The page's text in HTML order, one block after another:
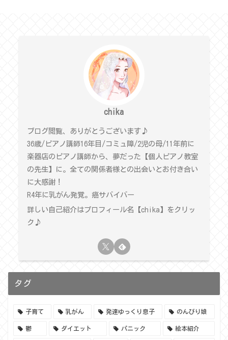
chika
ブログ閲覧、ありがとうございます♪
36歳/ピアノ講師16年目/コミュ障/2児の母/11年前に
楽器店のピアノ講師から、夢だった【個人ピアノ教室
の先生】に。全ての関係者様との出会いとお付き合い
に大感謝！
R4年に乳がん発覚。癌サバイバー
詳しい自己紹介はプロフィール名【chika】をクリッ
ク♪
タグ
子育て 乳がん 発達ゆっくり息子 のんびり娘
鬱 ダイエット パニック 絵本紹介